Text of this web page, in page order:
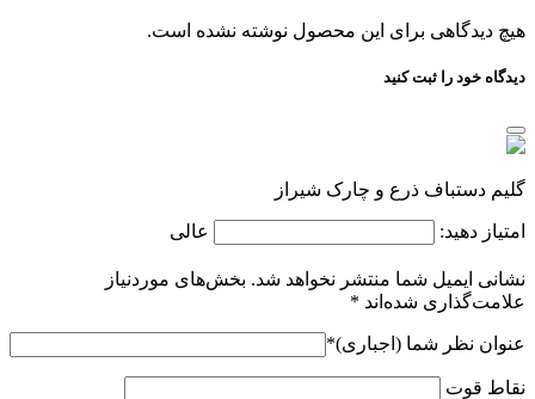
هیچ دیدگاهی برای این محصول نوشته نشده است.
دیدگاه خود را ثبت کنید
گلیم دستباف ذرع و چارک شیراز
امتیاز دهید: عالی
نشانی ایمیل شما منتشر نخواهد شد. بخش‌های موردنیاز
علامت‌گذاری شده‌اند *
عنوان نظر شما (اجباری)*
نقاط قوت